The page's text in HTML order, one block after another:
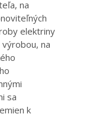
na
elektriny
na
sa
k